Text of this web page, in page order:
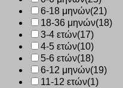
6-18 μηνών(21)
18-36 μηνών(18)
3-4 ετών(17)
4-5 ετών(10)
5-6 ετών(18)
6-12 μηνών(19)
11-12 ετών(1)